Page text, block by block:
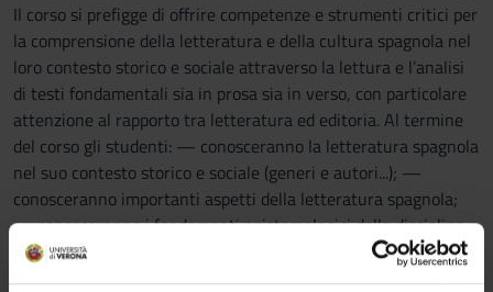
Il corso si prefigge di offrire competenze e strumenti critici per
la comprensione della letteratura e della cultura spagnola nel
loro contesto storico e sociale attraverso la lettura e l’analisi
di testi fondamentali sia in prosa sia in verso, con particolare
attenzione al rapporto tra letteratura ed editoria. Al termine
del corso gli studenti: — conosceranno la letteratura spagnola
nel suo contesto storico e sociale (generi e autori...); —
conosceranno importanti aspetti della letteratura spagnola;
— conosceranno i fondamenti epistemologici della disciplina e
le caratteristiche peculiari della letteratura e della cultura
spagnola.